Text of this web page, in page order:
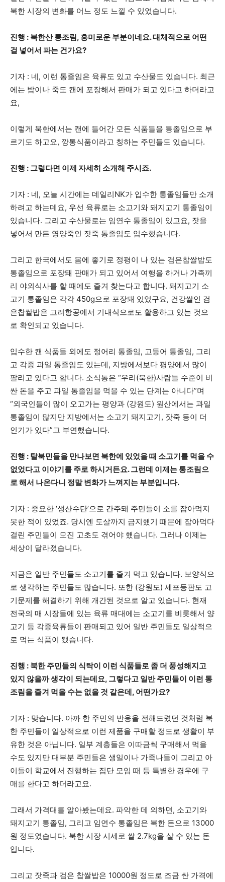
북한 시장의 변화를 어느 정도 느낄 수 있었습니다.
진행 : 북한산 통조림, 흥미로운 부분이네요. 대체적으로 어떤
걸 넣어서 파는 건가요?
기자 : 네, 이런 통졸임은 육류도 있고 수산물도 있습니다. 최근
에는 밥이나 죽도 캔에 포장해서 판매가 되고 있다고 하더라고
요,
이렇게 북한에서는 캔에 들어간 모든 식품들을 통졸임으로 부
르기도 하고요, 깡통식품이라고 칭하는 주민들도 있습니다.
진행 : 그렇다면 이제 자세히 소개해 주시죠.
기자 : 네, 오늘 시간에는 데일리NK가 입수한 통졸임들만 소개
하려고 하는데요, 우선 육류로는 소고기와 돼지고기 통졸임이
있습니다. 그리고 수산물로는 임연수 통졸임이 있고요, 잣을
넣어서 만든 영양죽인 잣죽 통졸임도 입수했습니다.
그리고 한국에서도 몸에 좋기로 정평이 나 있는 검은찹쌀밥도
통졸임으로 포장돼 판매가 되고 있어서 여행을 하거나 가족끼
리 야외식사를 할 때에도 즐겨 찾는다고 합니다. 돼지고기 소
고기 통졸임은 각각 450g으로 포장돼 있었구요, 건강쌀인 검
은찹쌀밥은 고려항공에서 기내식으로도 활용하고 있는 것으
로 확인되고 있습니다.
입수한 캔 식품들 외에도 정어리 통졸임, 고등어 통졸임, 그리
고 각종 과일 통졸임도 있는데, 지방에서보다 평양에서 많이
팔리고 있다고 합니다. 소식통은 “우리(북한)사람들 수준이 비
싼 돈을 주고 과일 통졸임을 먹을 수 있는 단계는 아니다”며
“외국인들이 많이 오고가는 평양과 (강원도) 원산에서는 과일
통졸임이 많지만 지방에서는 소고기 돼지고기, 잣죽 등이 더
인기가 있다”고 부연했습니다.
진행 : 탈북민들을 만나보면 북한에 있었을 때 소고기를 먹을 수
없었다고 이야기를 주로 하시거든요. 그런데 이제는 통조림으
로 해서 나온다니 정말 변화가 느껴지는 부분입니다.
기자 : 중요한 ‘생산수단’으로 간주돼 주민들이 소를 잡아먹지
못한 적이 있었죠. 당시엔 도살까지 금지했기 때문에 잡아먹다
걸린 주민들이 모진 고초도 겪어야 했습니다. 그러나 이제는
세상이 달라졌습니다.
지금은 일반 주민들도 소고기를 즐겨 먹고 있습니다. 보양식으
로 생각하는 주민들도 많습니다. 또한 (강원도) 세포등판도 고
기문제를 해결하기 위해 개간된 것으로 알고 있습니다. 현재
전국의 매 시장들에 있는 육류 매대에는 소고기를 비롯해서 양
고기 등 각종육류들이 판매되고 있어 일반 주민들도 일상적으
로 먹는 식품이 됐습니다.
진행 : 북한 주민들의 식탁이 이런 식품들로 좀 더 풍성해지고
있지 않을까 생각이 되는데요, 그렇다고 일반 주민들이 이런 통
조림을 즐겨 먹을 수는 없을 것 같은데, 어떤가요?
기자 : 맞습니다. 아까 한 주민의 반응을 전해드렸던 것처럼 북
한 주민들이 일상적으로 이런 제품을 구매할 정도로 생활이 부
유한 것은 아닙니다. 일부 계층들은 이따금씩 구매해서 먹을
수도 있지만 대부분 주민들은 생일이나 가족나들이 그리고 아
이들이 학교에서 진행하는 집단 모임 때 등 특별한 경우에 구
매를 한다고 하더라고요.
그래서 가격대를 알아봤는데요. 파악한 데 의하면, 소고기와
돼지고기 통졸임, 그리고 임연수 통졸임은 북한 돈으로 13000
원 정도였습니다. 북한 시장 시세로 쌀 2.7kg을 살 수 있는 돈
입니다.
그리고 잣죽과 검은 찹쌀밥은 10000원 정도로 조금 싼 가격에